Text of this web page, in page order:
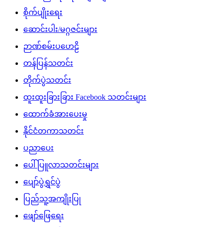
စိုက်ပျိုးရေး
ဆောင်းပါး/မဂ္ဂဇင်းများ
ဉာဏ်စမ်းပဟေဠိ
တန်ပြန်သတင်း
တိုက်ပွဲသတင်း
ထူးထူးခြားခြား Facebook သတင်းများ
ထောက်ခံအားပေးမှု
နိုင်ငံတကာသတင်း
ပညာပေး
ပေါ်ပြူလာသတင်းများ
ပျော်ပွဲရွှင်ပွဲ
ပြည်သူ့အကျိုးပြု
ဖျော်ဖြေရေး